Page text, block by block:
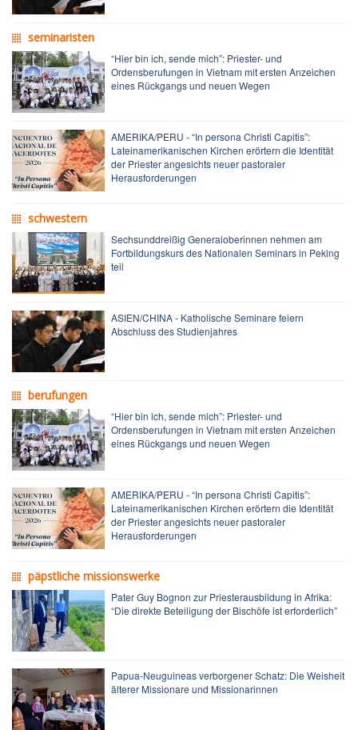
seminaristen
“Hier bin ich, sende mich”: Priester- und
Ordensberufungen in Vietnam mit ersten Anzeichen
eines Rückgangs und neuen Wegen
AMERIKA/PERU - “In persona Christi Capitis”:
Lateinamerikanischen Kirchen erörtern die Identität
der Priester angesichts neuer pastoraler
Herausforderungen
schwestern
Sechsunddreißig Generaloberinnen nehmen am
Fortbildungskurs des Nationalen Seminars in Peking
teil
ASIEN/CHINA - Katholische Seminare feiern
Abschluss des Studienjahres
berufungen
“Hier bin ich, sende mich”: Priester- und
Ordensberufungen in Vietnam mit ersten Anzeichen
eines Rückgangs und neuen Wegen
AMERIKA/PERU - “In persona Christi Capitis”:
Lateinamerikanischen Kirchen erörtern die Identität
der Priester angesichts neuer pastoraler
Herausforderungen
päpstliche missionswerke
Pater Guy Bognon zur Priesterausbildung in Afrika:
“Die direkte Beteiligung der Bischöfe ist erforderlich”
Papua-Neuguineas verborgener Schatz: Die Weisheit
älterer Missionare und Missionarinnen